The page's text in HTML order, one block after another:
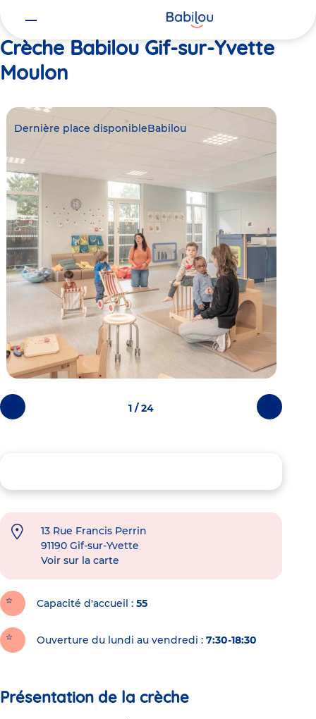
Crèche Babilou Gif-sur-Yvette
Moulon
Photos
précédentes
Photos
suivantes
Dernière place disponibleBabilou
1 / 24
13 Rue Francis Perrin
91190 Gif-sur-Yvette
Voir sur la carte
Capacité d'accueil 55
Ouverture du lundi au vendredi : 7:30-18:30
Présentation de la crèche